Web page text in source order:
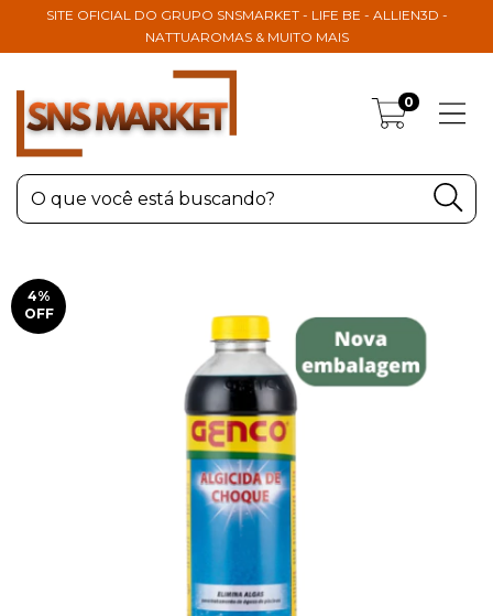
SITE OFICIAL DO GRUPO SNSMARKET - LIFE BE - ALLIEN3D -
NATTUAROMAS & MUITO MAIS
0
4%
OFF